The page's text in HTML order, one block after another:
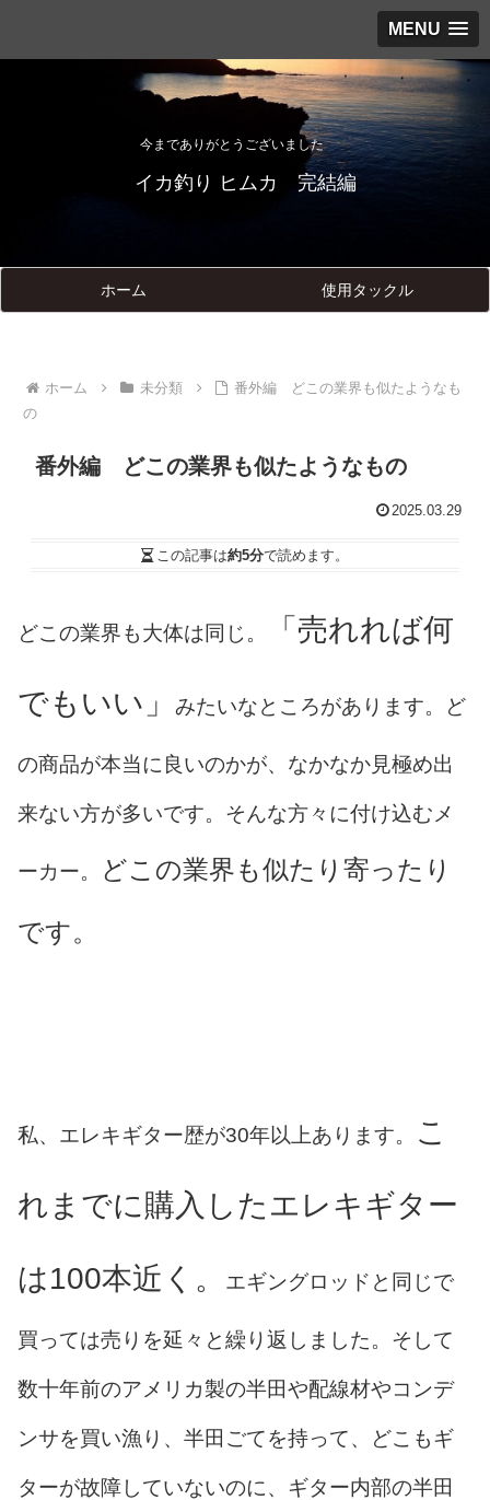
MENU
今までありがとうございました
イカ釣り ヒムカ 完結編
ホーム 使用タックル
ホーム 未分類
番外編 どこの業界も似たようなも
の
番外編 どこの業界も似たようなもの
2025.03.29
この記事は約5分で読めます。
どこの業界も大体は同じ。 「売れれば何
でもいい」 みたいなところがあります。ど
の商品が本当に良いのかが、なかなか見極め出
来ない方が多いです。そんな方々に付け込むメ
ーカー。 どこの業界も似たり寄ったり
です。
私、エレキギター歴が30年以上あります。 こ
れまでに購入したエレキギター
は100本近く。 エギングロッドと同じで
買っては売りを延々と繰り返しました。そして
数十年前のアメリカ製の半田や配線材やコンデ
ンサを買い漁り、半田ごてを持って、どこもギ
ターが故障していないのに、ギター内部の半田